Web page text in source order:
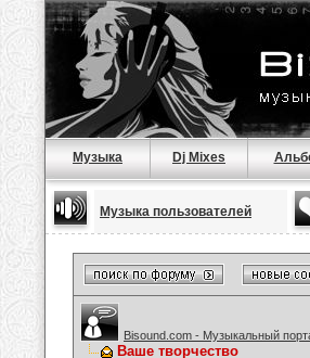
Музыка Dj Mixes
Музыка пользователей
Bisound.com - Музыкальный
Ваше творчество